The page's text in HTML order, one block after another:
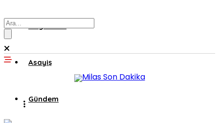
Muğla’dan
Asayiş
Gündem